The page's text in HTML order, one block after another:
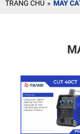
TRANG CHỦ » MÁY